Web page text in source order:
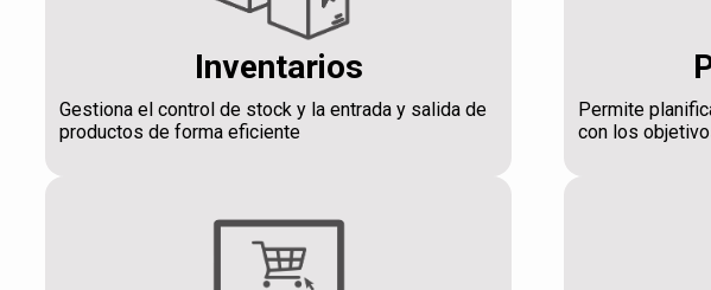
Inventarios
Gestiona el control de stock y la entrada y salida de
productos de forma eficiente
Permite
con los